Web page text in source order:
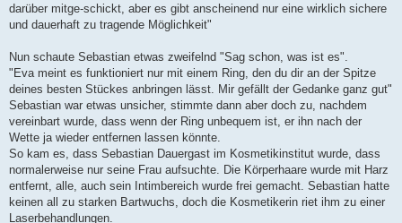
darüber mitge-schickt, aber es gibt anscheinend nur eine wirklich sichere
und dauerhaft zu tragende Möglichkeit"
Nun schaute Sebastian etwas zweifelnd "Sag schon, was ist es".
"Eva meint es funktioniert nur mit einem Ring, den du dir an der Spitze
deines besten Stückes anbringen lässt. Mir gefällt der Gedanke ganz gut"
Sebastian war etwas unsicher, stimmte dann aber doch zu, nachdem
vereinbart wurde, dass wenn der Ring unbequem ist, er ihn nach der
Wette ja wieder entfernen lassen könnte.
So kam es, dass Sebastian Dauergast im Kosmetikinstitut wurde, dass
normalerweise nur seine Frau aufsuchte. Die Körperhaare wurde mit Harz
entfernt, alle, auch sein Intimbereich wurde frei gemacht. Sebastian hatte
keinen all zu starken Bartwuchs, doch die Kosmetikerin riet ihm zu einer
Laserbehandlungen.